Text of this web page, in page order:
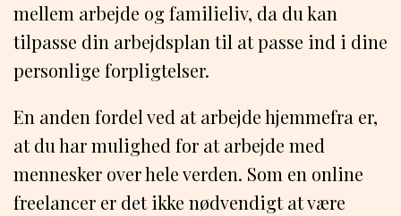
mellem arbejde og familieliv, da du kan
tilpasse din arbejdsplan til at passe ind i dine
personlige forpligtelser.
En anden fordel ved at arbejde hjemmefra er,
at du har mulighed for at arbejde med
mennesker over hele verden. Som en online
freelancer er det ikke nødvendigt at være